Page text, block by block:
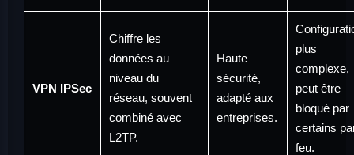
VPN IPSec
Chiffre les
données au
niveau du
réseau, souvent
combiné avec
L2TP.
Haute
sécurité,
adapté aux
entreprises.
plus
complexe,
peut être
bloqué par
certains
feu.